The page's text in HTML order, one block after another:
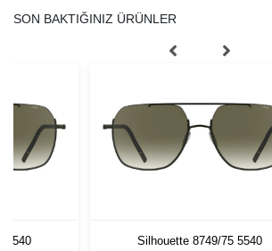
SON BAKTIĞINIZ ÜRÜNLER
5540
Silhouette 8749/75 5540